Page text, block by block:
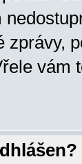
zprávy,
vám